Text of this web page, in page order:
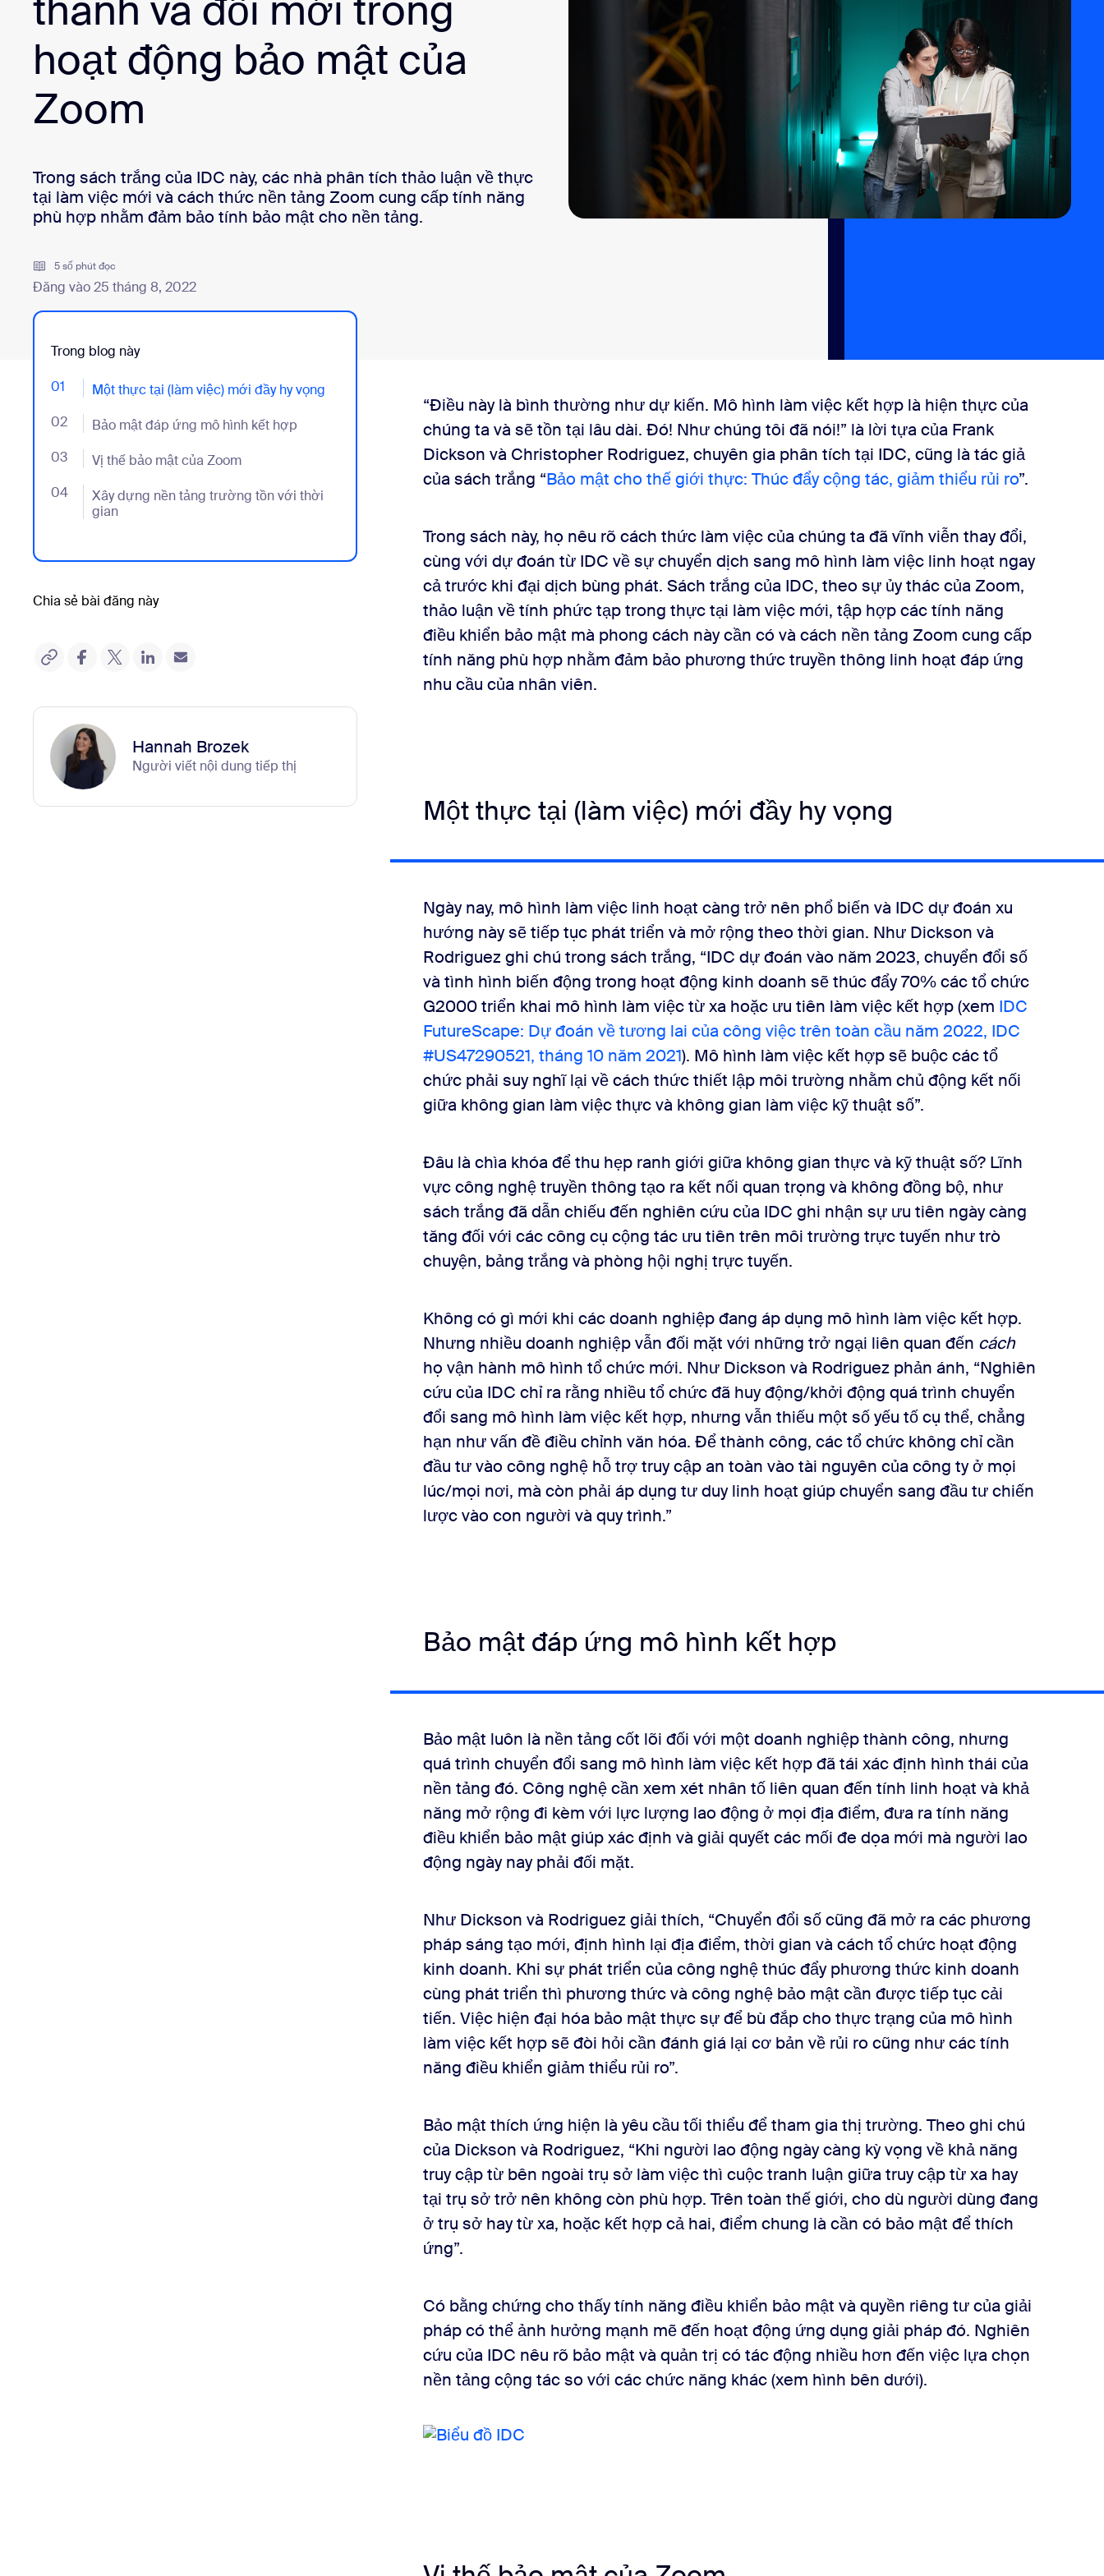
Nhà phát triển
Ứng dụng và thành phần tích hợp
Bonsai
Cài đặt trên máy tính
thành và đổi mới trong
hoạt động bảo mật của
Zoom
Trong sách trắng của IDC này, các nhà phân tích thảo luận về thực
tại làm việc mới và cách thức nền tảng Zoom cung cấp tính năng
phù hợp nhằm đảm bảo tính bảo mật cho nền tảng.
5 số phút đọc
Đăng vào 25 tháng 8, 2022
Trong blog này
01 Một thực tại (làm việc) mới đầy hy vọng
- Jumplink to Một thực tại (làm việc) mới đầy hy vọng
02 Bảo mật đáp ứng mô hình kết hợp
- Jumplink to Bảo mật đáp ứng mô hình kết hợp
03 Vị thế bảo mật của Zoom
- Jumplink to Vị thế bảo mật của Zoom
04
Xây dựng nền tảng trường tồn với thời
gian
- Jumplink to Xây dựng nền tảng trường tồn với thời gian
Chia sẻ bài đăng này
Hannah Brozek
Người viết nội dung tiếp thị
“Điều này là bình thường như dự kiến. Mô hình làm việc kết hợp là hiện thực của
chúng ta và sẽ tồn tại lâu dài. Đó! Như chúng tôi đã nói!” là lời tựa của Frank
Dickson và Christopher Rodriguez, chuyên gia phân tích tại IDC, cũng là tác giả
của sách trắng “Bảo mật cho thế giới thực: Thúc đẩy cộng tác, giảm thiểu rủi ro”.
Trong sách này, họ nêu rõ cách thức làm việc của chúng ta đã vĩnh viễn thay đổi,
cùng với dự đoán từ IDC về sự chuyển dịch sang mô hình làm việc linh hoạt ngay
cả trước khi đại dịch bùng phát. Sách trắng của IDC, theo sự ủy thác của Zoom,
thảo luận về tính phức tạp trong thực tại làm việc mới, tập hợp các tính năng
điều khiển bảo mật mà phong cách này cần có và cách nền tảng Zoom cung cấp
tính năng phù hợp nhằm đảm bảo phương thức truyền thông linh hoạt đáp ứng
nhu cầu của nhân viên.
Một thực tại (làm việc) mới đầy hy vọng
Ngày nay, mô hình làm việc linh hoạt càng trở nên phổ biến và IDC dự đoán xu
hướng này sẽ tiếp tục phát triển và mở rộng theo thời gian. Như Dickson và
Rodriguez ghi chú trong sách trắng, “IDC dự đoán vào năm 2023, chuyển đổi số
và tình hình biến động trong hoạt động kinh doanh sẽ thúc đẩy 70% các tổ chức
G2000 triển khai mô hình làm việc từ xa hoặc ưu tiên làm việc kết hợp (xem IDC
FutureScape: Dự đoán về tương lai của công việc trên toàn cầu năm 2022, IDC
#US47290521, tháng 10 năm 2021). Mô hình làm việc kết hợp sẽ buộc các tổ
chức phải suy nghĩ lại về cách thức thiết lập môi trường nhằm chủ động kết nối
giữa không gian làm việc thực và không gian làm việc kỹ thuật số”.
Đâu là chìa khóa để thu hẹp ranh giới giữa không gian thực và kỹ thuật số? Lĩnh
vực công nghệ truyền thông tạo ra kết nối quan trọng và không đồng bộ, như
sách trắng đã dẫn chiếu đến nghiên cứu của IDC ghi nhận sự ưu tiên ngày càng
tăng đối với các công cụ cộng tác ưu tiên trên môi trường trực tuyến như trò
chuyện, bảng trắng và phòng hội nghị trực tuyến.
Không có gì mới khi các doanh nghiệp đang áp dụng mô hình làm việc kết hợp.
Nhưng nhiều doanh nghiệp vẫn đối mặt với những trở ngại liên quan đến cách
họ vận hành mô hình tổ chức mới. Như Dickson và Rodriguez phản ánh, “Nghiên
cứu của IDC chỉ ra rằng nhiều tổ chức đã huy động/khởi động quá trình chuyển
đổi sang mô hình làm việc kết hợp, nhưng vẫn thiếu một số yếu tố cụ thể, chẳng
hạn như vấn đề điều chỉnh văn hóa. Để thành công, các tổ chức không chỉ cần
đầu tư vào công nghệ hỗ trợ truy cập an toàn vào tài nguyên của công ty ở mọi
lúc/mọi nơi, mà còn phải áp dụng tư duy linh hoạt giúp chuyển sang đầu tư chiến
lược vào con người và quy trình.”
Bảo mật đáp ứng mô hình kết hợp
Bảo mật luôn là nền tảng cốt lõi đối với một doanh nghiệp thành công, nhưng
quá trình chuyển đổi sang mô hình làm việc kết hợp đã tái xác định hình thái của
nền tảng đó. Công nghệ cần xem xét nhân tố liên quan đến tính linh hoạt và khả
năng mở rộng đi kèm với lực lượng lao động ở mọi địa điểm, đưa ra tính năng
điều khiển bảo mật giúp xác định và giải quyết các mối đe dọa mới mà người lao
động ngày nay phải đối mặt.
Như Dickson và Rodriguez giải thích, “Chuyển đổi số cũng đã mở ra các phương
pháp sáng tạo mới, định hình lại địa điểm, thời gian và cách tổ chức hoạt động
kinh doanh. Khi sự phát triển của công nghệ thúc đẩy phương thức kinh doanh
cùng phát triển thì phương thức và công nghệ bảo mật cần được tiếp tục cải
tiến. Việc hiện đại hóa bảo mật thực sự để bù đắp cho thực trạng của mô hình
làm việc kết hợp sẽ đòi hỏi cần đánh giá lại cơ bản về rủi ro cũng như các tính
năng điều khiển giảm thiểu rủi ro”.
Bảo mật thích ứng hiện là yêu cầu tối thiểu để tham gia thị trường. Theo ghi chú
của Dickson và Rodriguez, “Khi người lao động ngày càng kỳ vọng về khả năng
truy cập từ bên ngoài trụ sở làm việc thì cuộc tranh luận giữa truy cập từ xa hay
tại trụ sở trở nên không còn phù hợp. Trên toàn thế giới, cho dù người dùng đang
ở trụ sở hay từ xa, hoặc kết hợp cả hai, điểm chung là cần có bảo mật để thích
ứng”.
Có bằng chứng cho thấy tính năng điều khiển bảo mật và quyền riêng tư của giải
pháp có thể ảnh hưởng mạnh mẽ đến hoạt động ứng dụng giải pháp đó. Nghiên
cứu của IDC nêu rõ bảo mật và quản trị có tác động nhiều hơn đến việc lựa chọn
nền tảng cộng tác so với các chức năng khác (xem hình bên dưới).